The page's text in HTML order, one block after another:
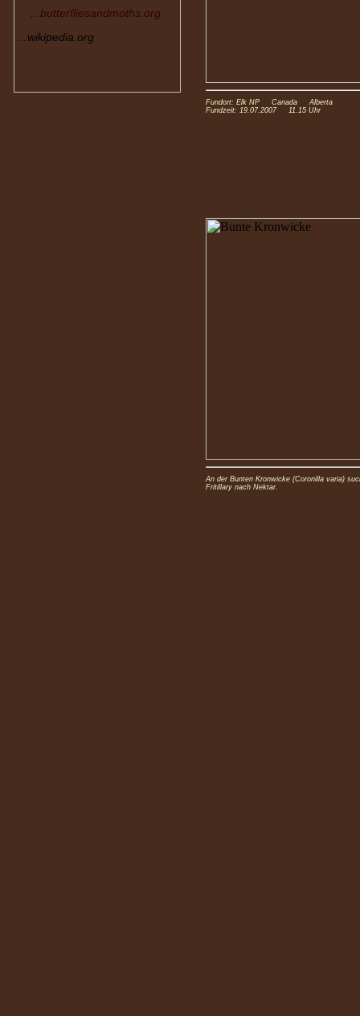
...butterfliesandmoths.org
...wikipedia.org
Fundort: Elk NP Canada Alberta
Fundzeit: 19.07.2007 11.15 Uhr
An der Bunten Kronwicke (Coronilla varia)
Fritillary nach Nektar.